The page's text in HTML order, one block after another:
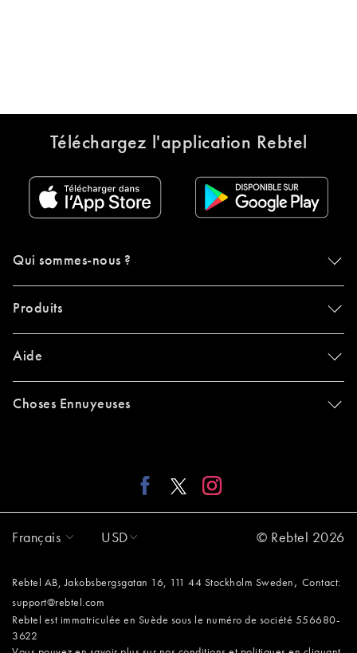
Téléchargez l'application Rebtel
Qui sommes-nous ?
Produits
Aide
Choses Ennuyeuses
Français USD © Rebtel 2026
Rebtel AB, Jakobsbergsgatan 16, 111 44 Stockholm Sweden , Contact:
support@rebtel.com
Rebtel est immatriculée en Suède sous le numéro de société 556680-
3622